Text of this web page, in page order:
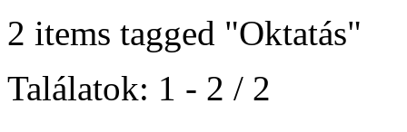
2 items tagged "Oktatás"
Találatok: 1 - 2 / 2